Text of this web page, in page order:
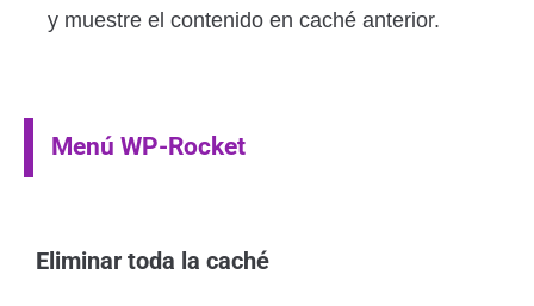
y muestre el contenido en caché anterior.
Menú WP-Rocket
Eliminar toda la caché